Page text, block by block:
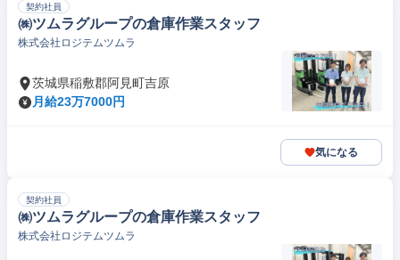
契約社員
㈱ツムラグループの倉庫作業スタッフ
株式会社ロジテムツムラ
茨城県稲敷郡阿見町吉原
月給23万7000円
気になる
契約社員
㈱ツムラグループの倉庫作業スタッフ
株式会社ロジテムツムラ